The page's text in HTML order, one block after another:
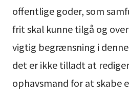
offentlige goder, som
frit skal kunne tilgå og
vigtig begrænsning i
det er ikke tilladt at
ophavsmand for at skabe